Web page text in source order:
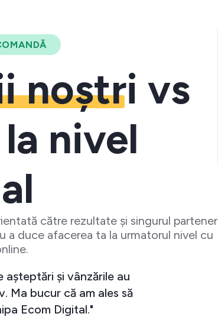
noștri vs
nivel
către rezultate și singurul partener
a duce afacerea ta la urmatorul nivel cu
peste așteptări și vânzările au
Ma bucur că am ales să
în echipa Ecom Digital."